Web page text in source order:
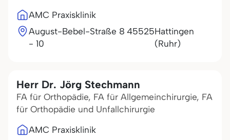
AMC Praxisklinik
August-Bebel-Straße 8
- 10
45525Hattingen
(Ruhr)
Herr Dr. Jörg Stechmann
FA für Orthopädie, FA für Allgemeinchirurgie, FA
für Orthopädie und Unfallchirurgie
AMC Praxisklinik